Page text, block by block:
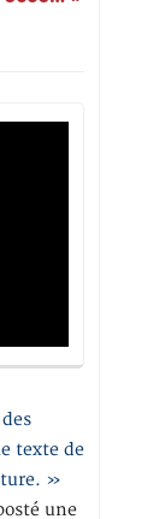
texte de
»
une